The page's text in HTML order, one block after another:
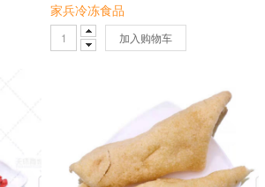
家兵冷冻食品
加入购物车